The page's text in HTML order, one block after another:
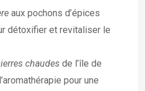
aux pochons d’épices
détoxifier et revitaliser le
chaudes de l’île de
pour une